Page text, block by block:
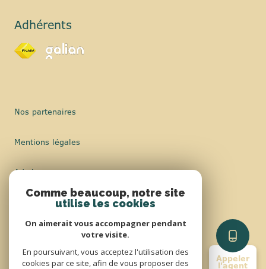
Appeler
l'agent
Adhérents
Nos partenaires
Mentions légales
Admin
Nos honoraires
Cookies
Comme beaucoup, notre site
utilise les cookies
On aimerait vous accompagner pendant
votre visite.
En poursuivant, vous acceptez l'utilisation des
cookies par ce site, afin de vous proposer des